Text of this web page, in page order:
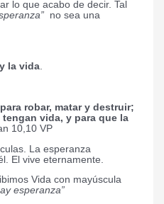
lo que acabo de decir. Tal
no sea una
la vida.
robar, matar y destruir;
vida, y para que la
10,10 VP
La esperanza
El vive eternamente.
Vida con mayúscula
esperanza”